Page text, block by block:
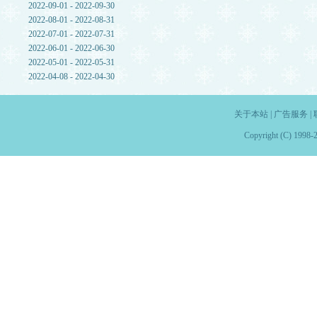
2022-09-01 - 2022-09-30
2022-08-01 - 2022-08-31
2022-07-01 - 2022-07-31
2022-06-01 - 2022-06-30
2022-05-01 - 2022-05-31
2022-04-08 - 2022-04-30
关于本站| 广告服务
Copyright (C) 1998-